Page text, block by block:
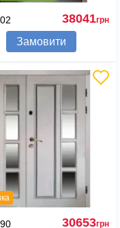
38041грн
Замовити
30653грн